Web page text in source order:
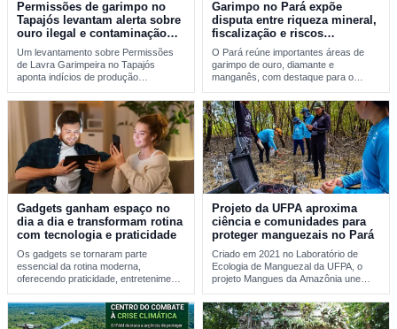
Permissões de garimpo no
Tapajós levantam alerta sobre
ouro ilegal e contaminação
por mercúrio
Um levantamento sobre Permissões
de Lavra Garimpeira no Tapajós
aponta indícios de produção
Garimpo no Pará expõe
disputa entre riqueza mineral,
fiscalização e riscos
ambientais
O Pará reúne importantes áreas de
garimpo de ouro, diamante e
manganês, com destaque para o
Gadgets ganham espaço no
dia a dia e transformam rotina
com tecnologia e praticidade
Os gadgets se tornaram parte
essencial da rotina moderna,
oferecendo praticidade, entretenimento
desses…
Projeto da UFPA aproxima
ciência e comunidades para
proteger manguezais no Pará
Criado em 2021 no Laboratório de
Ecologia de Manguezal da UFPA, o
projeto Mangues da Amazônia une